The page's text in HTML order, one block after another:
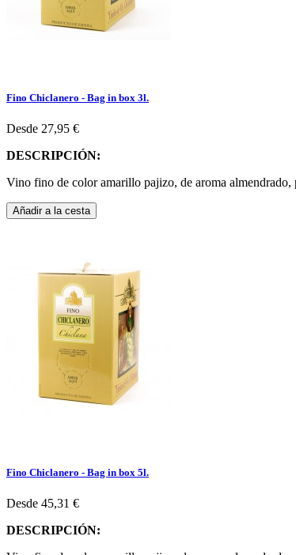
Fino Chiclanero - Bag in box 3l.
Desde 27,95 €
DESCRIPCIÓN:
Vino fino de color amarillo pajizo, de aroma
Añadir a la cesta
Fino Chiclanero - Bag in box 5l.
Desde 45,31 €
DESCRIPCIÓN: